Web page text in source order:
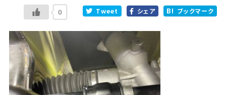
0 Tweet シェア ブックマーク